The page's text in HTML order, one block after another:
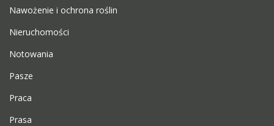
Nawożenie i ochrona roślin
Nieruchomości
Notowania
Pasze
Praca
Prasa